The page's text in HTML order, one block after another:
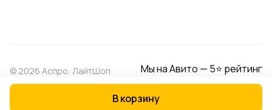
В корзину
© 2026 Аспро: ЛайтШоп Мы на Авито — 5⭐ рейтинг
Оферта